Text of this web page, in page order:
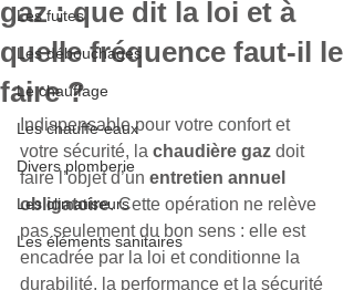
Les fuites
Les débouchages
Le chauffage
Les chauffe-eaux
Divers plomberie
Les climatiseurs
Les éléments sanitaires
gaz : que dit la loi et à
quelle fréquence faut-il le
faire ?
Indispensable pour votre confort et
votre sécurité, la chaudière gaz doit
faire l’objet d’un entretien annuel
obligatoire. Cette opération ne relève
pas seulement du bon sens : elle est
encadrée par la loi et conditionne la
durabilité, la performance et la sécurité